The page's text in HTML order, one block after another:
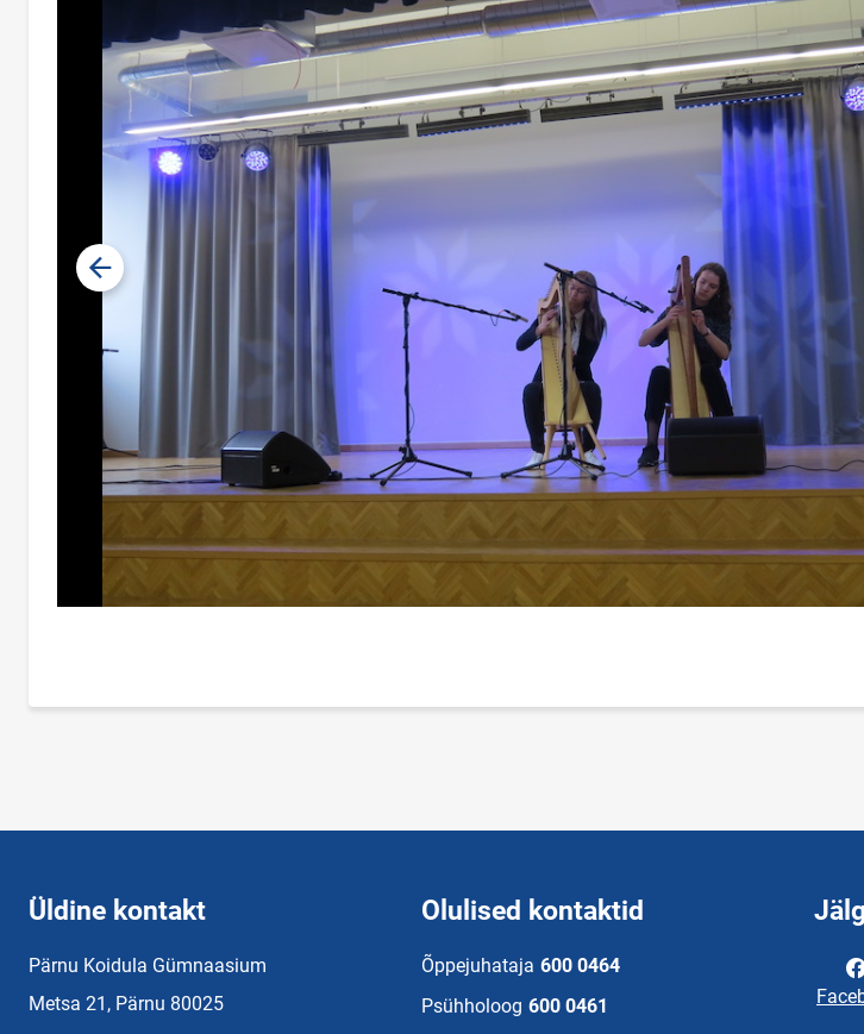
Üldine kontakt
Pärnu Koidula Gümnaasium
Metsa 21, Pärnu 80025
Olulised kontaktid
Õppejuhataja 600 0464
Psühholoog 600 0461